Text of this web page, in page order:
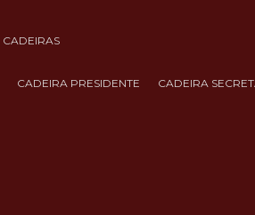
CADEIRAS
CADEIRA PRESIDENTE CADEIRA